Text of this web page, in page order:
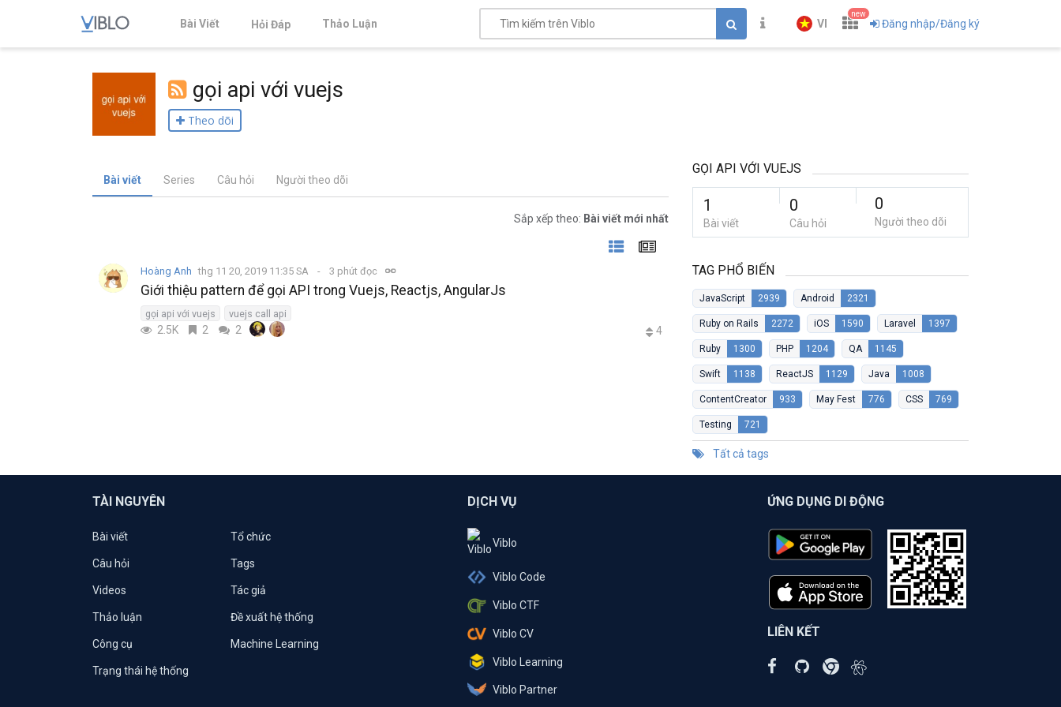
Bài Viết Hỏi Đáp Thảo Luận VI
new
Đăng nhập/Đăng ký
gọi api với vuejs
Theo dõi
Bài viết Series Câu hỏi Người theo dõi
Sắp xếp theo: Bài viết mới nhất
Hoàng Anh thg 11 20, 2019 11:35 SA 3 phút đọc
Giới thiệu pattern để gọi API trong Vuejs, Reactjs, AngularJs
gọi api với vuejs vuejs call api
2.5K 2 2 4
GỌI API VỚI VUEJS
1
Bài viết
0
Câu hỏi
0
Người theo dõi
TAG PHỔ BIẾN
JavaScript 2939 Android 2321
Ruby on Rails 2272 iOS 1590 Laravel 1397
Ruby 1300 PHP 1204 QA 1145
Swift 1138 ReactJS 1129 Java 1008
ContentCreator 933 May Fest 776 CSS 769
Testing 721
Tất cả tags
TÀI NGUYÊN
Bài viết Tổ chức
Câu hỏi Tags
Videos Tác giả
Thảo luận Đề xuất hệ thống
Công cụ Machine Learning
Trạng thái hệ thống
DỊCH VỤ
Viblo
Viblo Code
Viblo CTF
Viblo CV
Viblo Learning
Viblo Partner
ỨNG DỤNG DI ĐỘNG
LIÊN KẾT